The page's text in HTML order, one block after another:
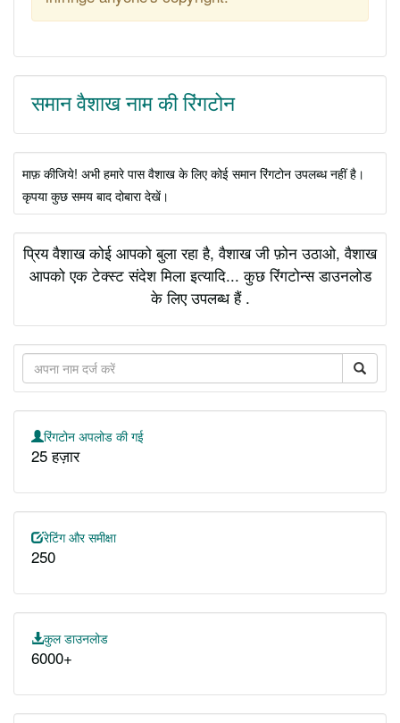
समान वैशाख नाम की रिंगटोन
माफ़ कीजिये! अभी हमारे पास वैशाख के लिए कोई समान रिंगटोन उपलब्ध नहीं है।
कृपया कुछ समय बाद दोबारा देखें।
प्रिय वैशाख कोई आपको बुला रहा है, वैशाख जी फ़ोन उठाओ, वैशाख
आपको एक टेक्स्ट संदेश मिला इत्यादि... कुछ रिंगटोन्स डाउनलोड
के लिए उपलब्ध हैं .
रिंगटोन अपलोड की गई
25 हज़ार
रेटिंग और समीक्षा
250
कुल डाउनलोड
6000+